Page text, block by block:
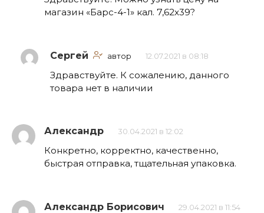
магазин «Барс-4-1» кал. 7,62х39?
Сергей автор 12.07.2021 в 08:18
Здравствуйте. К сожалению, данного
товара нет в наличии
Александр 30.04.2021 в 12:02
Конкретно, корректно, качественно,
быстрая отправка, тщательная упаковка.
Александр Борисович 29.04.2021 в 11:54